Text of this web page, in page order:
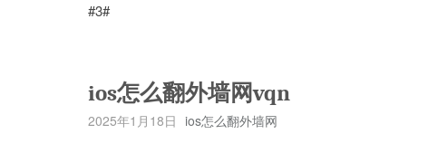
#3#
ios怎么翻外墙网vqn
2025年1月18日 ios怎么翻外墙网